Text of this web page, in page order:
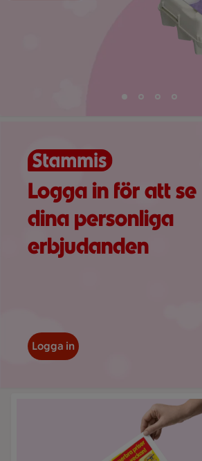
Bild 1 av 4
Bild 2 av 4Bild 3 av 4
Logga in för att se
dina personliga
erbjudanden
Logga in